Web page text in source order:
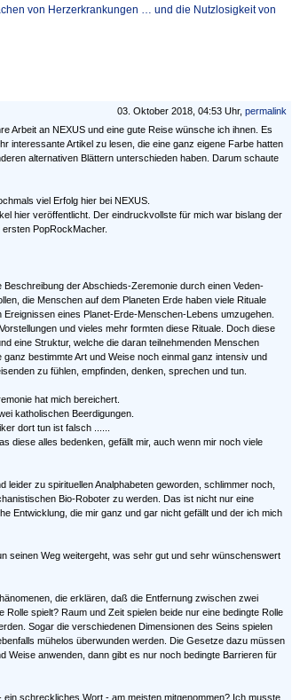
von Herzerkrankungen … und die Nutzlosigkeit von
03. Oktober 2018, 04:53 Uhr, permalink
Arbeit an NEXUS und eine gute Reise wünsche ich ihnen. Es
interessante Artikel zu lesen, die eine ganz eigene Farbe hatten
alternativen Blättern unterschieden haben. Darum schaute
viel Erfolg hier bei NEXUS.
hier veröffentlicht. Der eindruckvollste für mich war bislang der
PopRockMacher.
der Abschieds-Zeremonie durch einen Veden-
die Menschen auf dem Planeten Erde haben viele Rituale
eines Planet-Erde-Menschen-Lebens umzugehen.
und vieles mehr formten diese Rituale. Doch diese
eine Struktur, welche die daran teilnehmenden Menschen
ganz bestimmte Art und Weise noch einmal ganz intensiv und
zu fühlen, empfinden, denken, sprechen und tun.
hat mich bereichert.
katholischen Beerdigungen.
dort tun ist falsch ......
diese alles bedenken, gefällt mir, auch wenn mir noch viele
leider zu spirituellen Analphabeten geworden, schlimmer noch,
Bio-Roboter zu werden. Das ist nicht nur eine
Entwicklung, die mir ganz und gar nicht gefällt und der ich mich
seinen Weg weitergeht, was sehr gut und sehr wünschenswert
die erklären, daß die Entfernung zwischen zwei
Rolle spielt? Raum und Zeit spielen beide nur eine bedingte Rolle
Sogar die verschiedenen Dimensionen des Seins spielen
mühelos überwunden werden. Die Gesetze dazu müssen
Weise anwenden, dann gibt es nur noch bedingte Barrieren für
ein schreckliches Wort - am meisten mitgenommen? Ich musste